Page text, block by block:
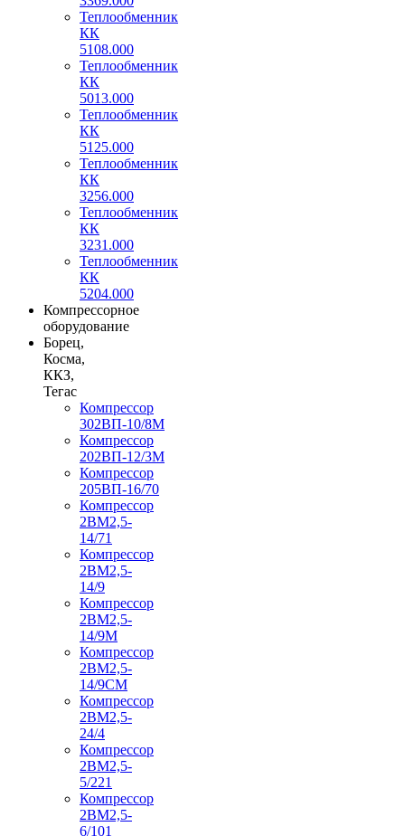
Теплообменник
КК
5108.000
Теплообменник
КК
5013.000
Теплообменник
КК
5125.000
Теплообменник
КК
3256.000
Теплообменник
КК
3231.000
Теплообменник
КК
5204.000
Компрессорное
оборудование
Борец,
Косма,
ККЗ,
Тегас
Компрессор
302ВП-10/8М
Компрессор
202ВП-12/3М
Компрессор
205ВП-16/70
Компрессор
2ВМ2,5-
14/71
Компрессор
2ВМ2,5-
14/9
Компрессор
2ВМ2,5-
14/9М
Компрессор
2ВМ2,5-
14/9СМ
Компрессор
2ВМ2,5-
24/4
Компрессор
2ВМ2,5-
5/221
Компрессор
2ВМ2,5-
6/101